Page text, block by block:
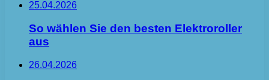
25.04.2026
So wählen Sie den besten Elektroroller
aus
26.04.2026